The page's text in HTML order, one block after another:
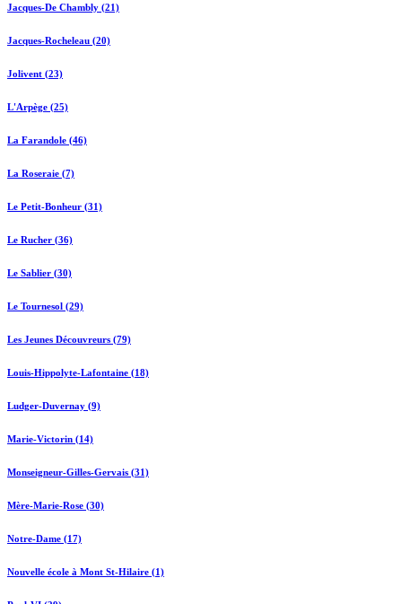
Jacques-De Chambly (21)
Jacques-Rocheleau (20)
Jolivent (23)
L'Arpège (25)
La Farandole (46)
La Roseraie (7)
Le Petit-Bonheur (31)
Le Rucher (36)
Le Sablier (30)
Le Tournesol (29)
Les Jeunes Découvreurs (79)
Louis-Hippolyte-Lafontaine (18)
Ludger-Duvernay (9)
Marie-Victorin (14)
Monseigneur-Gilles-Gervais (31)
Mère-Marie-Rose (30)
Notre-Dame (17)
Nouvelle école à Mont St-Hilaire (1)